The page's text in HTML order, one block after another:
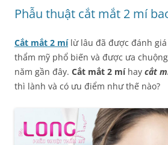
Phẫu thuật cắt mắt 2 mí
Cắt mắt 2 mílừ lâu đã được đánh
thẩm mỹ phổ biến và được ưa
năm gần đây. Cắt mắt 2 míhay cắt
thì lành và có ưu điểm như thế nào?